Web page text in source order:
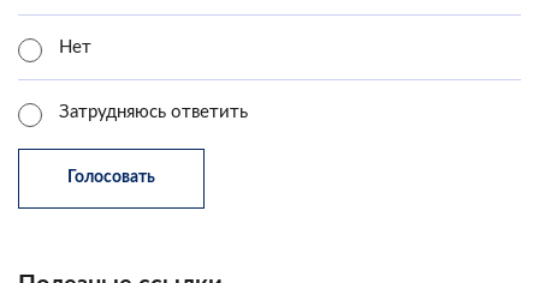
Нет
Затрудняюсь ответить